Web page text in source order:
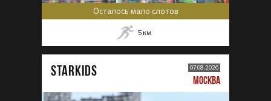
Осталось мало слотов
5 км
STARKIDS 07.08.2026
МОСКВА